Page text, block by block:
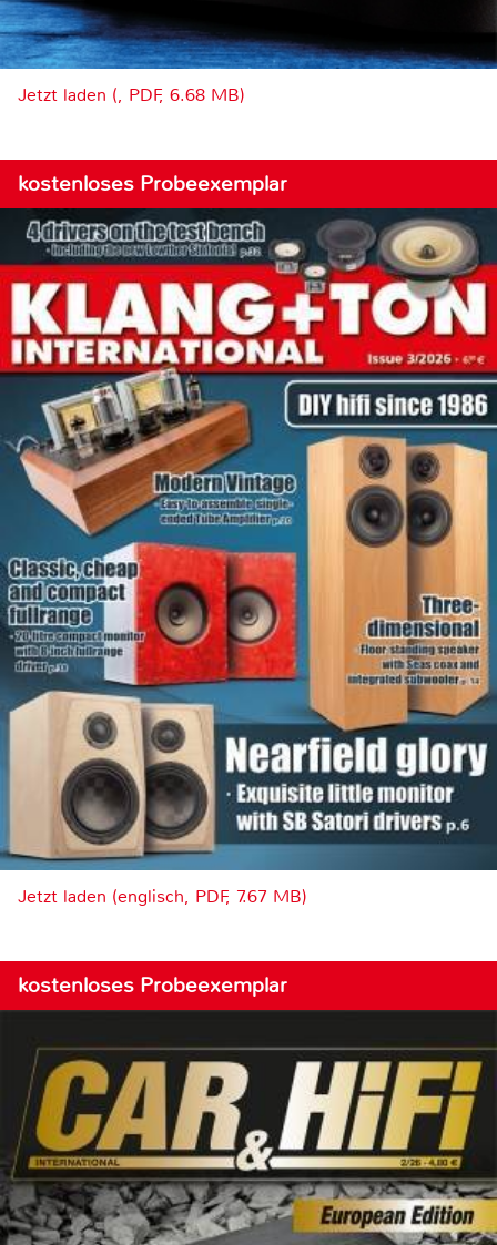
Jetzt laden (, PDF, 6.68 MB)
kostenloses Probeexemplar
Jetzt laden (englisch, PDF, 7.67 MB)
kostenloses Probeexemplar